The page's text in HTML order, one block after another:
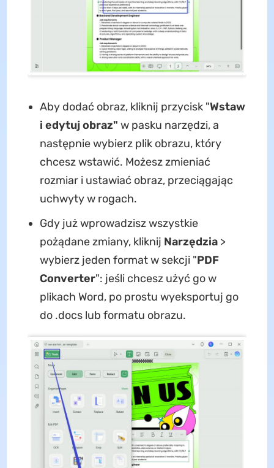
Aby dodać obraz, kliknij przycisk "Wstaw
i edytuj obraz" w pasku narzędzi, a
następnie wybierz plik obrazu, który
chcesz wstawić. Możesz zmieniać
rozmiar i ustawiać obraz, przeciągając
uchwyty w rogach.
Gdy już wprowadzisz wszystkie
pożądane zmiany, kliknij Narzędzia>
wybierz jeden format w sekcji "PDF
Converter": jeśli chcesz użyć go w
plikach Word, po prostu wyeksportuj go
do .docs lub formatu obrazu.